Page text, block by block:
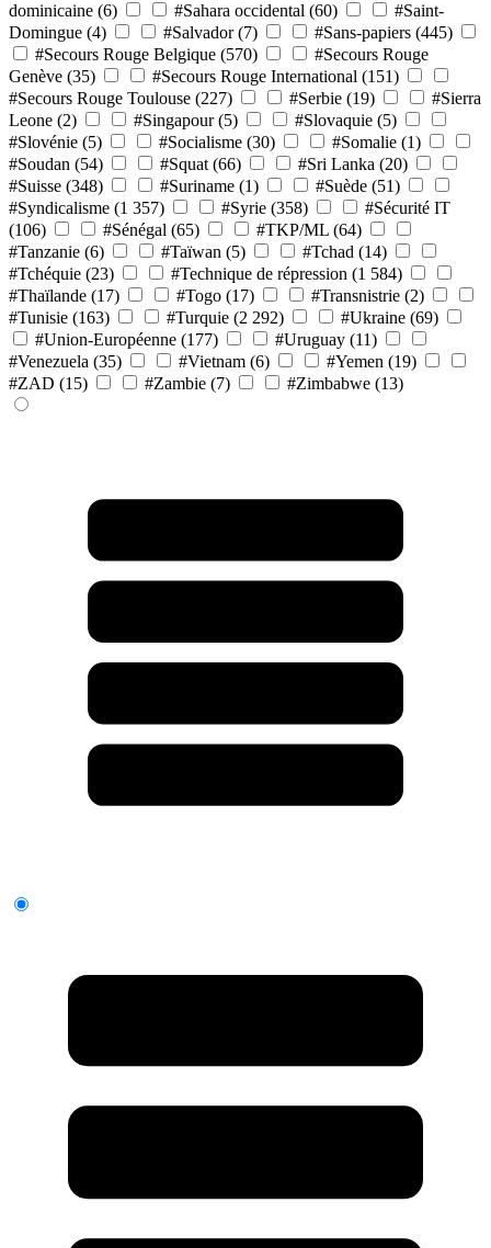
dominicaine (6) #Sahara occidental (60)
#Saint-
Domingue (4) #Salvador (7) #Sans-papiers (445)
#Secours Rouge Belgique (570)
#Secours Rouge
Genève (35) #Secours Rouge International (151)
#Secours Rouge Toulouse (227) #Serbie (19)
#Sierra
Leone (2) #Singapour (5) #Slovaquie (5)
#Slovénie (5) #Socialisme (30) #Somalie (1)
#Soudan (54) #Squat (66) #Sri Lanka (20)
#Suisse (348) #Suriname (1) #Suède (51)
#Syndicalisme (1 357) #Syrie (358)
#Sécurité IT
(106)
#Sénégal (65) #TKP/ML (64)
#Tanzanie (6) #Taïwan (5) #Tchad (14)
#Tchéquie (23) #Technique de répression (1 584)
#Thaïlande (17) #Togo (17) #Transnistrie (2)
#Tunisie (163) #Turquie (2 292) #Ukraine (69)
#Union-Européenne (177) #Uruguay (11)
#Venezuela (35) #Vietnam (6) #Yemen (19)
#ZAD (15) #Zambie (7) #Zimbabwe (13)